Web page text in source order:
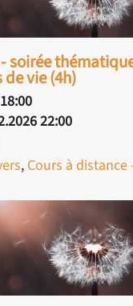
soirée
vie (4h)
22:00
, Cours à distance